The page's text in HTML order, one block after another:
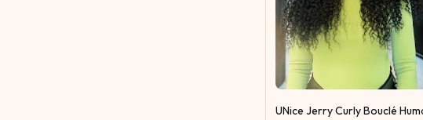
UNice Jerry Curly Bouclé